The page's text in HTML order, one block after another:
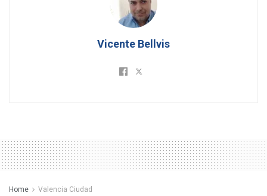
Vicente Bellvis
Home Valencia Ciudad